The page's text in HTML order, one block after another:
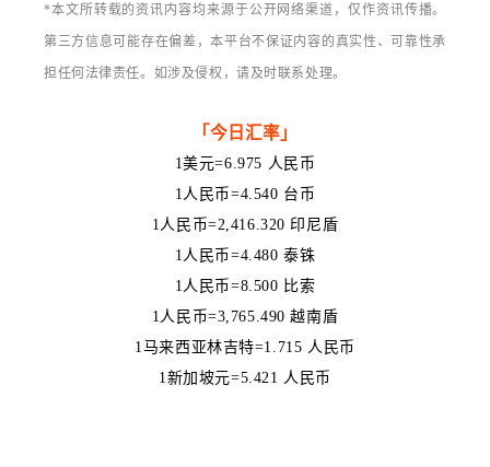
*本文所转载的资讯内容均来源于公开网络渠道，仅作资讯传播。
第三方信息可能存在偏差，本平台不保证内容的真实性、可靠性承
担任何法律责任。如涉及侵权，请及时联系处理。
「今日汇率」
1美元=6.975 人民币
1人民币=4.540 台币
1人民币=2,416.320 印尼盾
1人民币=4.480 泰铢
1人民币=8.500 比索
1人民币=3,765.490 越南盾
1 马来西亚林吉特=1.715 人民币
1 新加坡元=5.421 人民币